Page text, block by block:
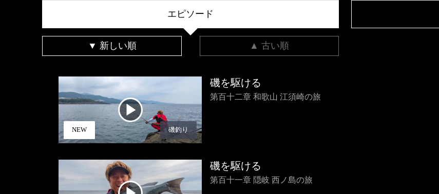
エピソード
▼ 新しい順 ▲ 古い順
NEW 磯釣り
磯を駆ける
第百十二章 和歌山 江須崎の旅
磯を駆ける
第百十一章 隠岐 西ノ島の旅